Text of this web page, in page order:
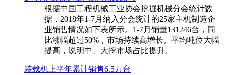
根据中国工程机械工业协会挖掘机械分会统计数
据，2018年1-7月纳入分会统计的25家主机制造企
业销售情况如下表所示。1-7月销量131246台，同
比涨幅超过50%，市场持续高增长。平均吨位大幅
提高，说明中、大挖市场占比提升。
装载机上半年累计销售6.5万台